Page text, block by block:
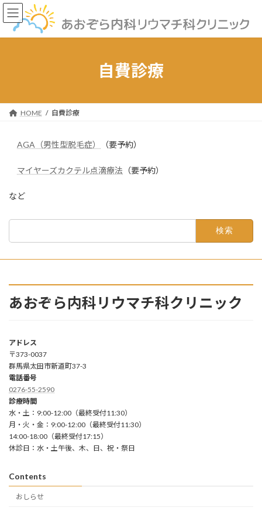
コ
ン
ン
ナ
ビ
ー
自費診療
HOME 自費診療
AGA（男性型脱毛症） （要予約）
マイヤーズカクテル点滴療法 （要予約）
など
あおぞら内科リウマチ科クリニック
アドレス
〒373-0037
群馬県太田市新道町37-3
電話番号
0276-55-2590
診療時間
水・土：9:00-12:00（最終受付11:30）
月・火・金：9:00-12:00（最終受付11:30）
14:00-18:00（最終受付17:15）
休診日：水・土午後、木、日、祝・祭日
Contents
おしらせ